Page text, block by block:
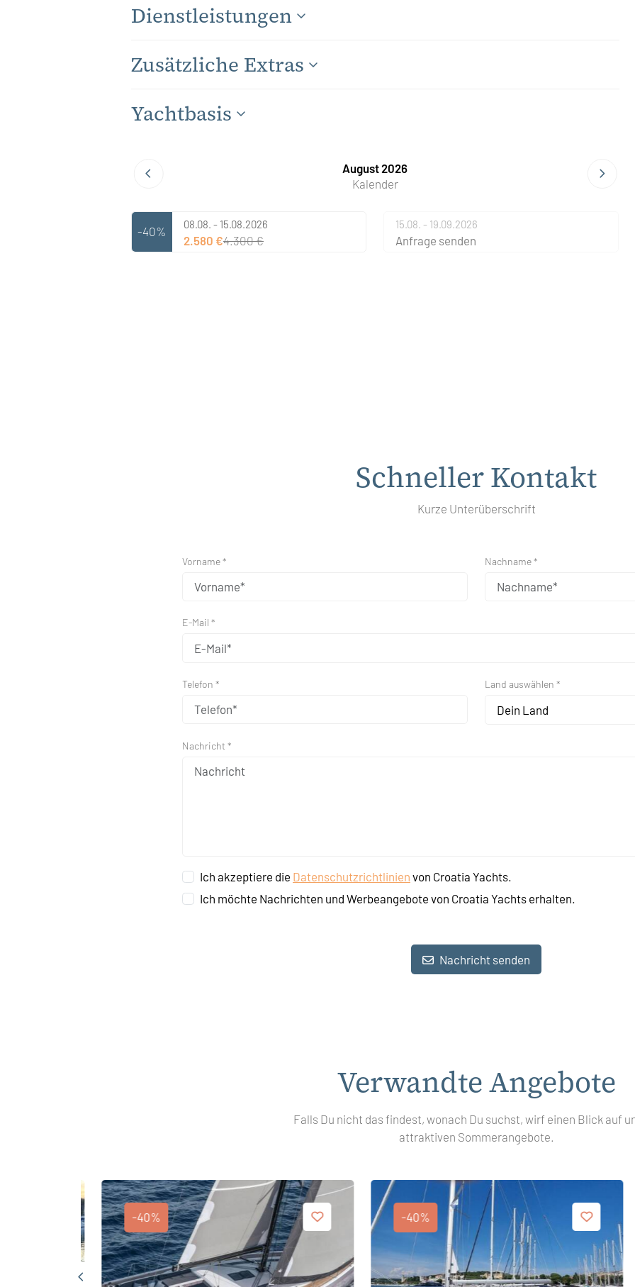
Dienstleistungen
Zusätzliche Extras
Yachtbasis
August 2026
Kalender
-40%
08.08. - 15.08.2026
2.580 €4.300 €
15.08. - 19.09.2026
Anfrage senden
Schneller Kontakt
Kurze Unterüberschrift
Vorname * Nachname *
E-Mail *
Telefon * Land auswählen *
Dein Land
Nachricht *
Ich akzeptiere die Datenschutzrichtlinien von Croatia Yachts.
Ich möchte Nachrichten und Werbeangebote von Croatia Yachts erhalten.
Nachricht senden
Verwandte Angebote
Falls Du nicht das findest, wonach Du suchst, wirf einen Blick auf
attraktiven Sommerangebote.
-40% -40%